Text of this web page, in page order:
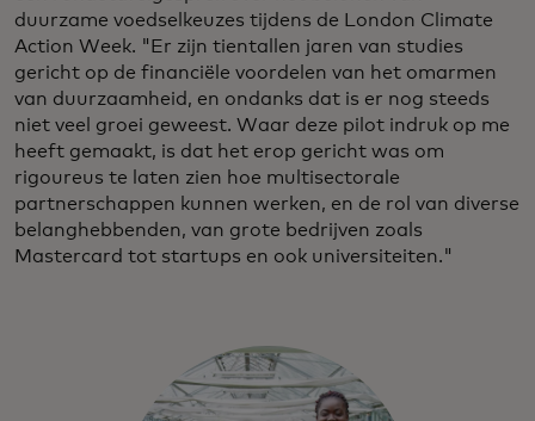
duurzame voedselkeuzes tijdens de London Climate
Action Week. "Er zijn tientallen jaren van studies
gericht op de financiële voordelen van het omarmen
van duurzaamheid, en ondanks dat is er nog steeds
niet veel groei geweest. Waar deze pilot indruk op me
heeft gemaakt, is dat het erop gericht was om
rigoureus te laten zien hoe multisectorale
partnerschappen kunnen werken, en de rol van diverse
belanghebbenden, van grote bedrijven zoals
Mastercard tot startups en ook universiteiten."